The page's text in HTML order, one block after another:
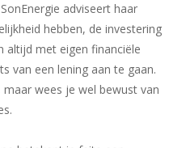
adviseert haar
hebben, de investering
altijd met eigen financiële
van een lening aan te gaan.
wees je wel bewust van